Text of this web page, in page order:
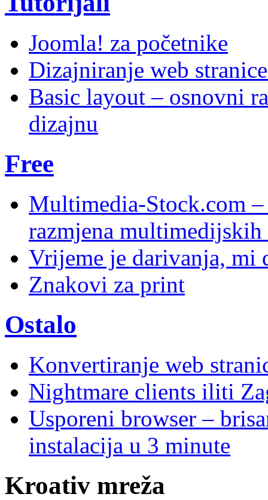
Joomla! za početnike
Dizajniranje web
Basic layout – osnovni
dizajnu
Free
Multimedia-Stock.com –
razmjena multimedijskih
Vrijeme je darivanja, mi
Znakovi za print
Ostalo
Konvertiranje web
Nightmare clients iliti
Usporeni browser –
instalacija u 3 minute
Kroativ mreža